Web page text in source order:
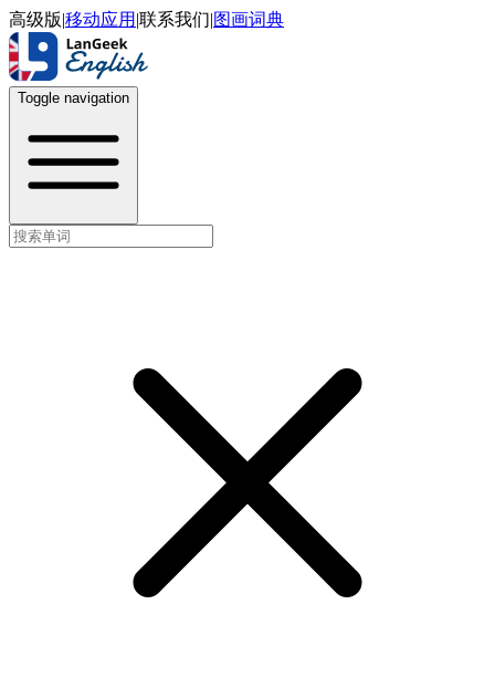
高级版|移动应用 |联系我们|图画词典
Toggle navigation